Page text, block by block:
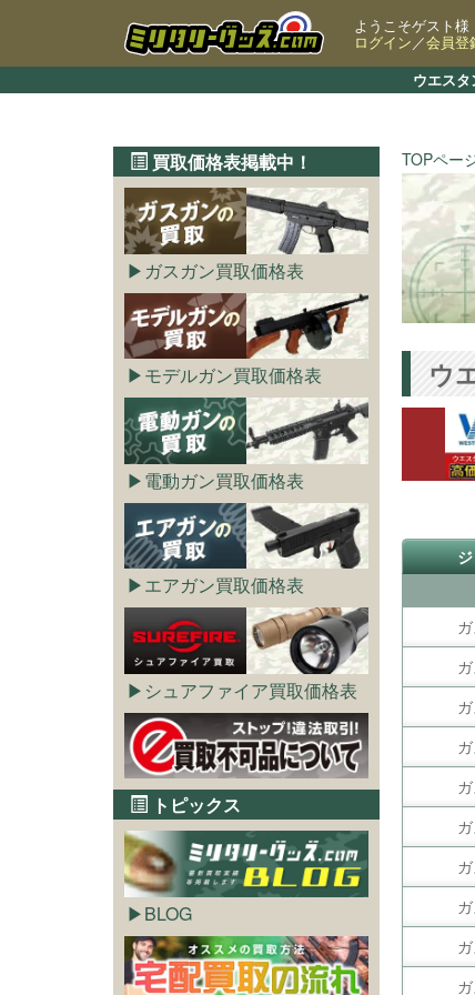
ウエス
ようこそゲスト様
ログイン／会員登
TOPペー
ウ
買取価格表掲載中！
ガスガン買取価格表
モデルガン買取価格表
電動ガン買取価格表
エアガン買取価格表
シュアファイア買取価格表
トピックス
BLOG